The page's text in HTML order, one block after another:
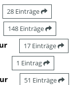
28 Einträge
148 Einträge
17 Einträge
1 Eintrag
51 Einträge